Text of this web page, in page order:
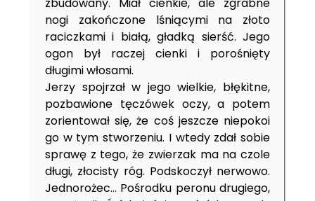
nogi zakończone lśniącymi na złoto
raciczkami i białą, gładką sierść. Jego
ogon był raczej cienki i porośnięty
długimi włosami.
Jerzy spojrzał w jego wielkie, błękitne,
pozbawione tęczówek oczy, a potem
zorientował się, że coś jeszcze niepokoi
go w tym stworzeniu. I wtedy zdał sobie
sprawę z tego, że zwierzak ma na czole
długi, złocisty róg. Podskoczył nerwowo.
Jednorożec… Pośrodku peronu drugiego,